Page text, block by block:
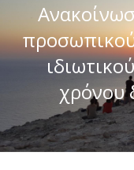
χρόνου